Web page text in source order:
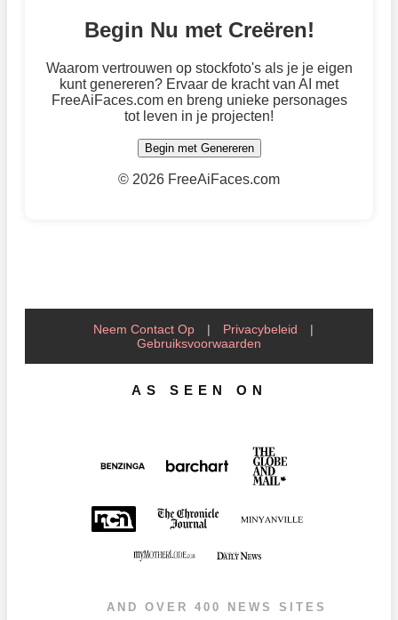
Begin Nu met Creëren!
Waarom vertrouwen op stockfoto's als je je eigen
kunt genereren? Ervaar de kracht van AI met
FreeAiFaces.com en breng unieke personages
tot leven in je projecten!
Begin met Genereren
© 2026 FreeAiFaces.com
Neem Contact Op | Privacybeleid
|
Gebruiksvoorwaarden
AS SEEN ON
AND OVER 400 NEWS SITES